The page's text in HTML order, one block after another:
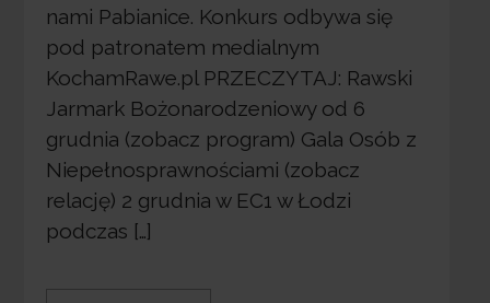
nami Pabianice. Konkurs odbywa się
pod patronatem medialnym
KochamRawe.pl PRZECZYTAJ: Rawski
Jarmark Bożonarodzeniowy od 6
grudnia (zobacz program) Gala Osób z
Niepełnosprawnościami (zobacz
relację) 2 grudnia w EC1 w Łodzi
podczas […]